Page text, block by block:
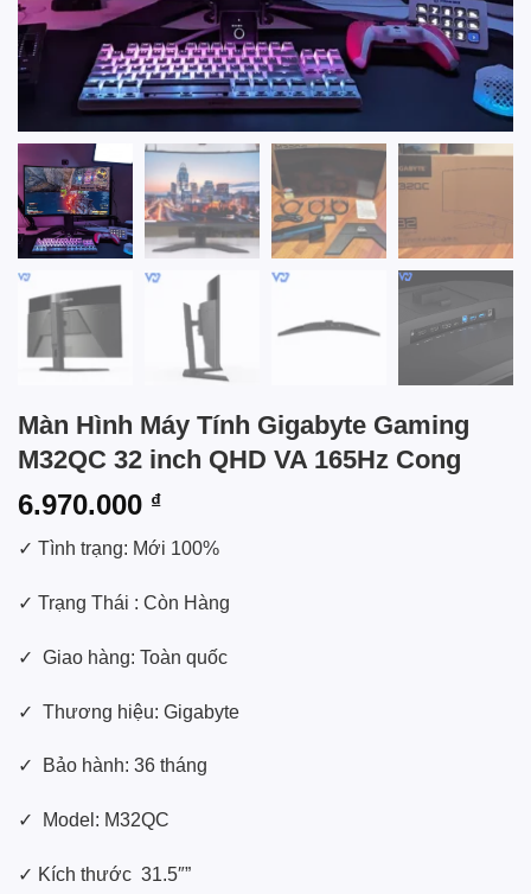
Màn Hình Máy Tính Gigabyte Gaming
M32QC 32 inch QHD VA 165Hz Cong
6.970.000 ₫
✓ Tình trạng: Mới 100%
✓ Trạng Thái : Còn Hàng
✓ Giao hàng: Toàn quốc
✓ Thương hiệu: Gigabyte
✓ Bảo hành: 36 tháng
✓ Model: M32QC
✓ Kích thước 31.5″”